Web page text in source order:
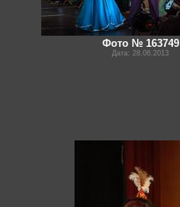
Фото № 163749
Дата: 28.06.2013